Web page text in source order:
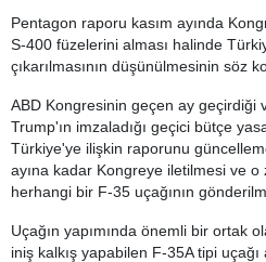
Pentagon raporu kasım ayında
S-400 füzelerini alması halinde
çıkarılmasının düşünülmesinin söz
ABD Kongresinin geçen ay geçirdiği
Trump'ın imzaladığı geçici bütçe
Türkiye'ye ilişkin raporunu
ayına kadar Kongreye iletilmesi ve
herhangi bir F-35 uçağının
Uçağın yapımında önemli bir ortak
iniş kalkış yapabilen F-35A tipi uçağı